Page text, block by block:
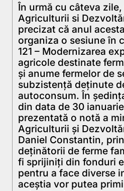
În urmă cu câteva
Agriculturii si
precizat că anul
organiza o sesiune în
121 – Modernizarea
agricole destinate
şi anume fermelor de
subzistenţă deţinute
autoconsum. În
din data de 30
prezentată o notă a
Agriculturii şi
Daniel Constantin,
deţinătorii de ferme
fi sprijiniţi din fonduri
pentru a face diverse
aceştia vor putea